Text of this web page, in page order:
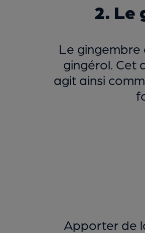
2. Le
Le gingembre
gingérol. Cet
agit ainsi
Apporter de